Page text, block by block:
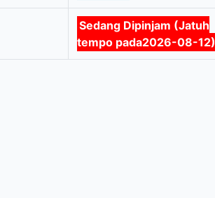
Sedang Dipinjam (Jatuh
tempo pada2026-08-12)